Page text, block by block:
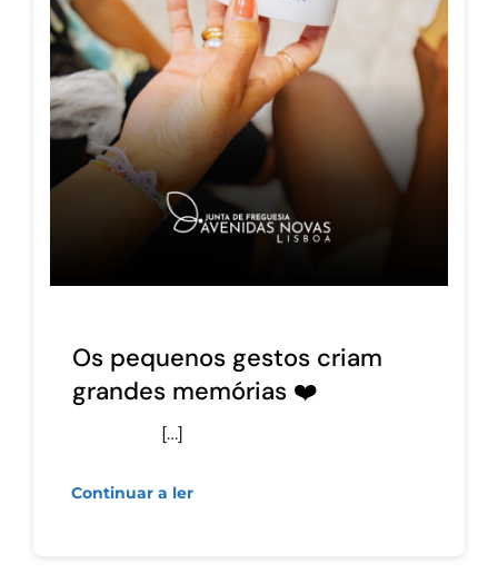
Os pequenos gestos criam
grandes memórias ❤️
[…]
Continuar a ler